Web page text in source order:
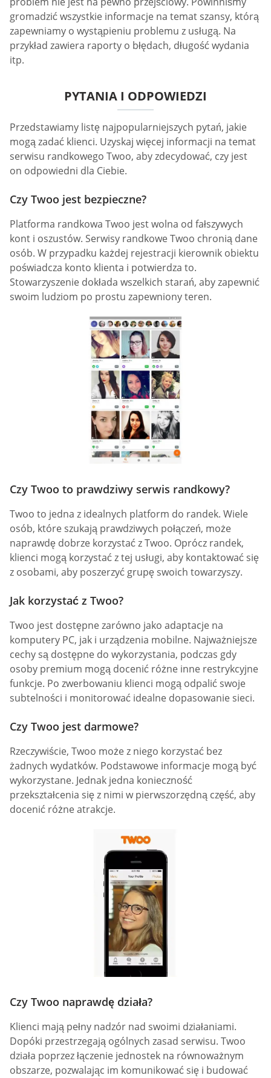
gromadzić wszystkie informacje na temat szansy, którą
zapewniamy o wystąpieniu problemu z usługą. Na
przykład zawiera raporty o błędach, długość wydania
itp.
PYTANIA I ODPOWIEDZI
Przedstawiamy listę najpopularniejszych pytań, jakie
mogą zadać klienci. Uzyskaj więcej informacji na temat
serwisu randkowego Twoo, aby zdecydować, czy jest
on odpowiedni dla Ciebie.
Czy Twoo jest bezpieczne?
Platforma randkowa Twoo jest wolna od fałszywych
kont i oszustów. Serwisy randkowe Twoo chronią dane
osób. W przypadku każdej rejestracji kierownik obiektu
poświadcza konto klienta i potwierdza to.
Stowarzyszenie dokłada wszelkich starań, aby zapewnić
swoim ludziom po prostu zapewniony teren.
Czy Twoo to prawdziwy serwis randkowy?
Twoo to jedna z idealnych platform do randek. Wiele
osób, które szukają prawdziwych połączeń, może
naprawdę dobrze korzystać z Twoo. Oprócz randek,
klienci mogą korzystać z tej usługi, aby kontaktować się
z osobami, aby poszerzyć grupę swoich towarzyszy.
Jak korzystać z Twoo?
Twoo jest dostępne zarówno jako adaptacje na
komputery PC, jak i urządzenia mobilne. Najważniejsze
cechy są dostępne do wykorzystania, podczas gdy
osoby premium mogą docenić różne inne restrykcyjne
funkcje. Po zwerbowaniu klienci mogą odpalić swoje
subtelności i monitorować idealne dopasowanie sieci.
Czy Twoo jest darmowe?
Rzeczywiście, Twoo może z niego korzystać bez
żadnych wydatków. Podstawowe informacje mogą być
wykorzystane. Jednak jedna konieczność
przekształcenia się z nimi w pierwszorzędną część, aby
docenić różne atrakcje.
Czy Twoo naprawdę działa?
Klienci mają pełny nadzór nad swoimi działaniami.
Dopóki przestrzegają ogólnych zasad serwisu. Twoo
działa poprzez łączenie jednostek na równoważnym
obszarze, pozwalając im komunikować się i budować